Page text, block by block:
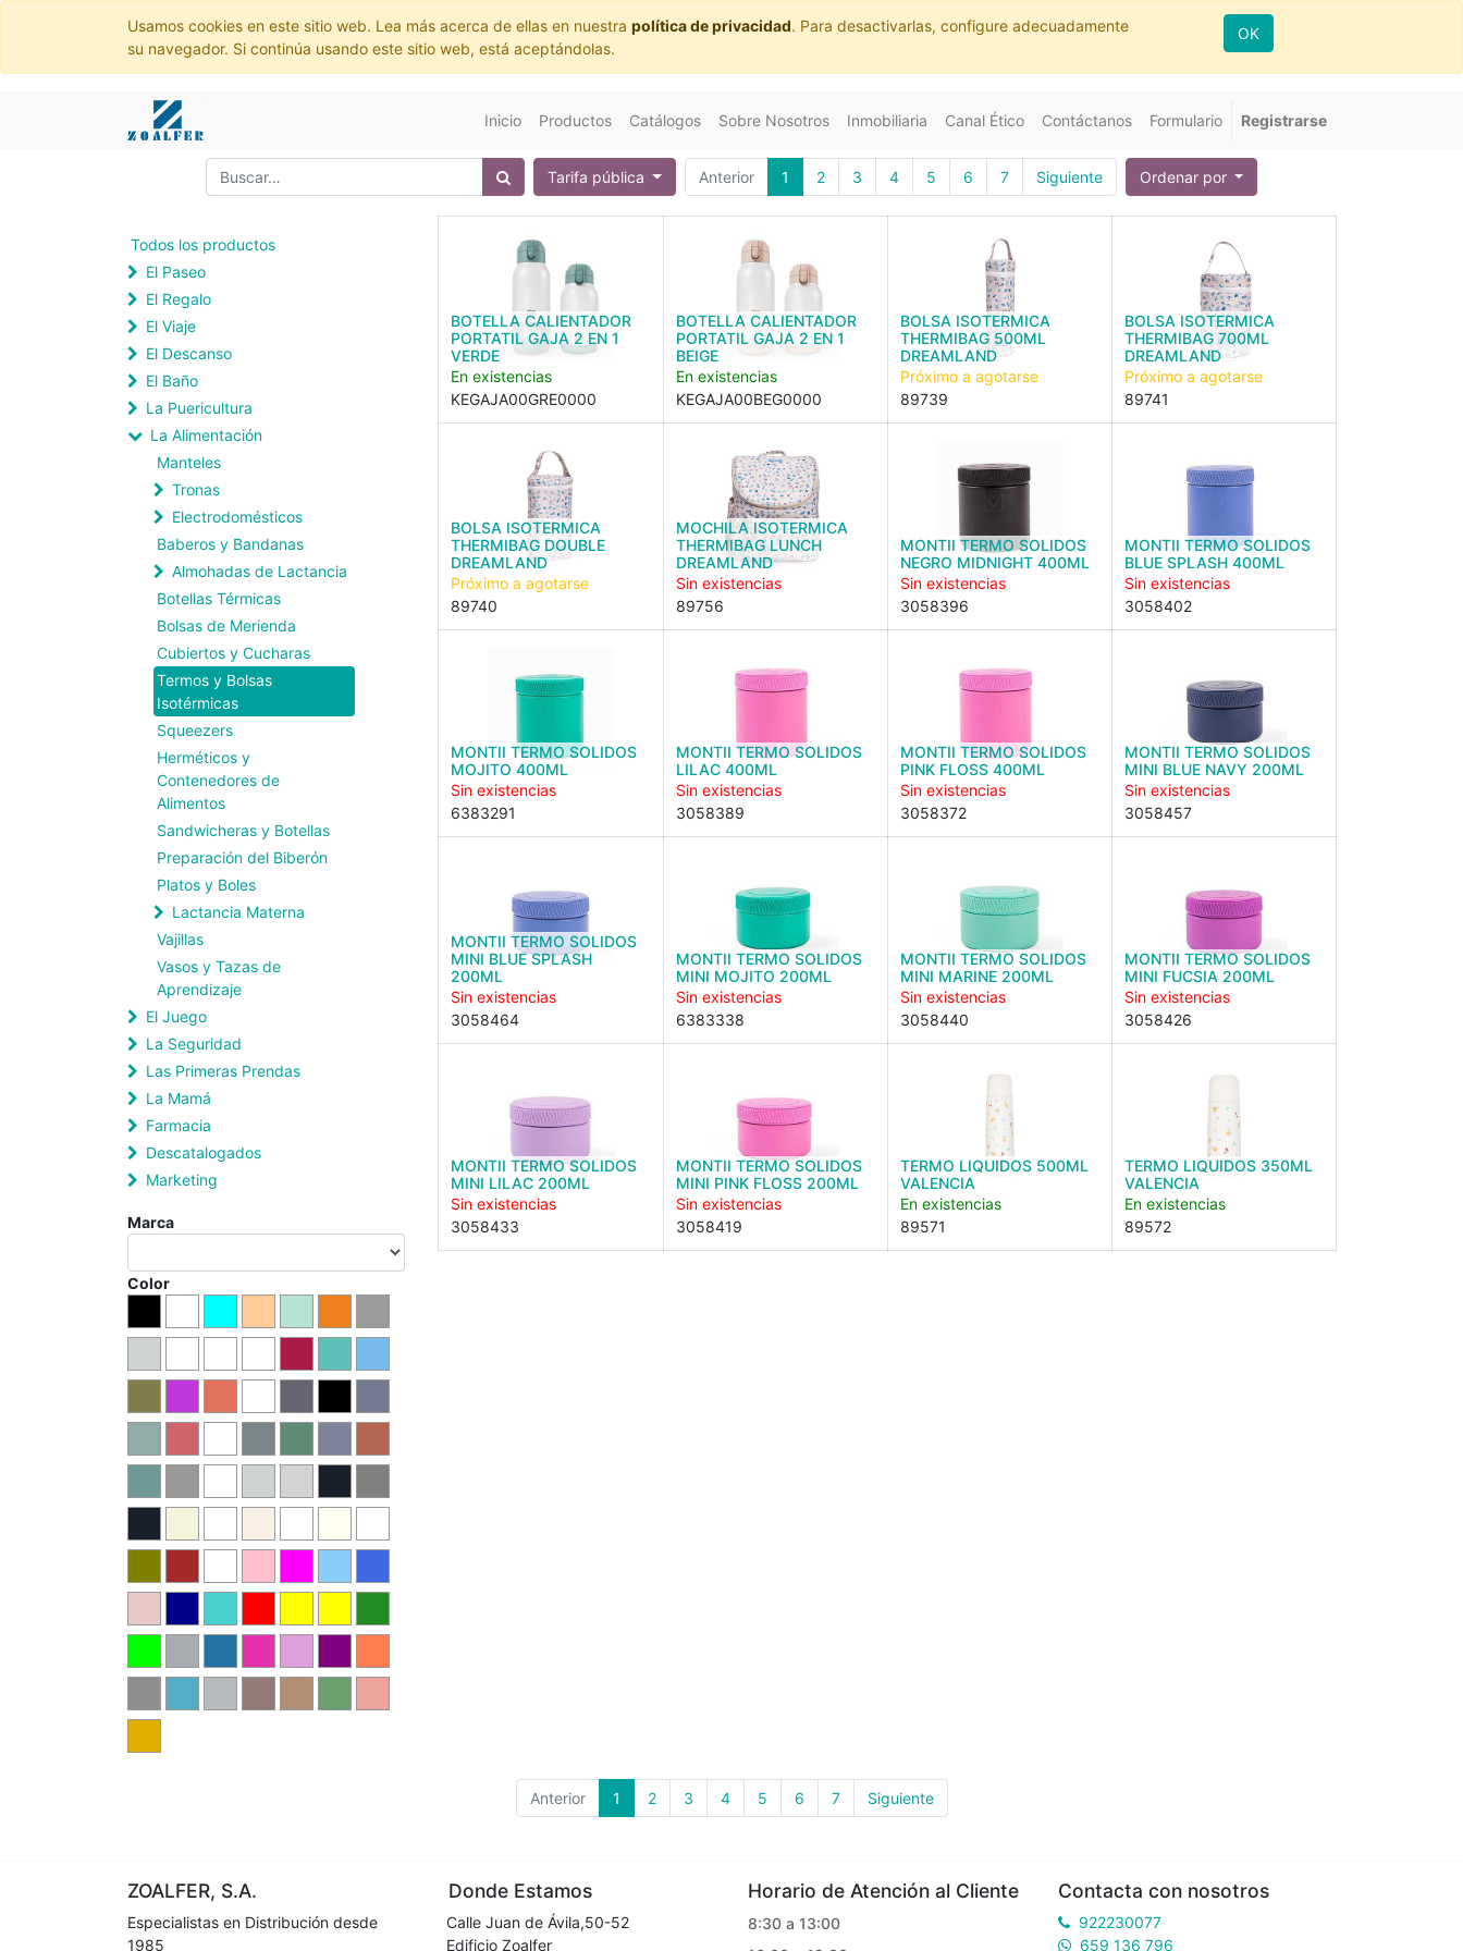
Usamos cookies en este sitio web. Lea más acerca de ellas en nuestra política de privacidad. Para desactivarlas, configure adecuadamente
su navegador. Si continúa usando este sitio web, está aceptándolas.
OK
Inicio Productos Catálogos Sobre Nosotros Inmobiliaria Canal Ético Contáctanos Formulario Registrarse
Tarifa pública Anterior 1 2 3 4 5 6 7 Siguiente Ordenar por
Todos los productos
El Paseo
El Regalo
El Viaje
El Descanso
El Baño
La Puericultura
La Alimentación
Manteles
Tronas
Electrodomésticos
Baberos y Bandanas
Almohadas de Lactancia
Botellas Térmicas
Bolsas de Merienda
Cubiertos y Cucharas
Termos y Bolsas
Isotérmicas
Squeezers
Herméticos y
Contenedores de
Alimentos
Sandwicheras y Botellas
Preparación del Biberón
Platos y Boles
Lactancia Materna
Vajillas
Vasos y Tazas de
Aprendizaje
El Juego
La Seguridad
Las Primeras Prendas
La Mamá
Farmacia
Descatalogados
Marketing
Marca
Color
BOTELLA CALIENTADOR
PORTATIL GAJA 2 EN 1
VERDE
En existencias
KEGAJA00GRE0000
BOTELLA CALIENTADOR
PORTATIL GAJA 2 EN 1
BEIGE
En existencias
KEGAJA00BEG0000
BOLSA ISOTERMICA
THERMIBAG 500ML
DREAMLAND
Próximo a agotarse
89739
BOLSA ISOTERMICA
THERMIBAG 700ML
DREAMLAND
Próximo a agotarse
89741
BOLSA ISOTERMICA
THERMIBAG DOUBLE
DREAMLAND
Próximo a agotarse
89740
MOCHILA ISOTERMICA
THERMIBAG LUNCH
DREAMLAND
Sin existencias
89756
MONTII TERMO SOLIDOS
NEGRO MIDNIGHT 400ML
Sin existencias
3058396
MONTII TERMO SOLIDOS
BLUE SPLASH 400ML
Sin existencias
3058402
MONTII TERMO SOLIDOS
MOJITO 400ML
Sin existencias
6383291
MONTII TERMO SOLIDOS
LILAC 400ML
Sin existencias
3058389
MONTII TERMO SOLIDOS
PINK FLOSS 400ML
Sin existencias
3058372
MONTII TERMO SOLIDOS
MINI BLUE NAVY 200ML
Sin existencias
3058457
MONTII TERMO SOLIDOS
MINI BLUE SPLASH
200ML
Sin existencias
3058464
MONTII TERMO SOLIDOS
MINI MOJITO 200ML
Sin existencias
6383338
MONTII TERMO SOLIDOS
MINI MARINE 200ML
Sin existencias
3058440
MONTII TERMO SOLIDOS
MINI FUCSIA 200ML
Sin existencias
3058426
MONTII TERMO SOLIDOS
MINI LILAC 200ML
Sin existencias
3058433
MONTII TERMO SOLIDOS
MINI PINK FLOSS 200ML
Sin existencias
3058419
TERMO LIQUIDOS 500ML
VALENCIA
En existencias
89571
TERMO LIQUIDOS 350ML
VALENCIA
En existencias
89572
Anterior 1 2 3 4 5 6 7 Siguiente
ZOALFER, S.A.
Especialistas en Distribución desde
1985
Donde Estamos
Calle Juan de Ávila,50-52
Edificio Zoalfer
Horario de Atención al Cliente
8:30 a 13:00
Contacta con nosotros
922230077
659 136 796